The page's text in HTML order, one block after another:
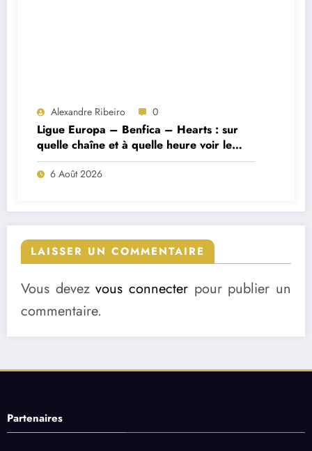
Alexandre Ribeiro 0
Ligue Europa – Benfica – Hearts : sur
quelle chaîne et à quelle heure voir le
match ?
6 Août 2026
LAISSER UN COMMENTAIRE
Vous devezvous connecter pour publier un
commentaire.
Partenaires